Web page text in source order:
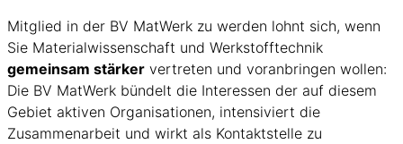
Mitglied in der BV MatWerk zu werden lohnt sich, wenn
Sie Materialwissenschaft und Werkstofftechnik
gemeinsam stärker vertreten und voranbringen wollen:
Die BV MatWerk bündelt die Interessen der auf diesem
Gebiet aktiven Organisationen, intensiviert die
Zusammenarbeit und wirkt als Kontaktstelle zu